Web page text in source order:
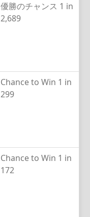
優勝のチャンス 1 in
2,689
Chance to Win 1 in
299
Chance to Win 1 in
172